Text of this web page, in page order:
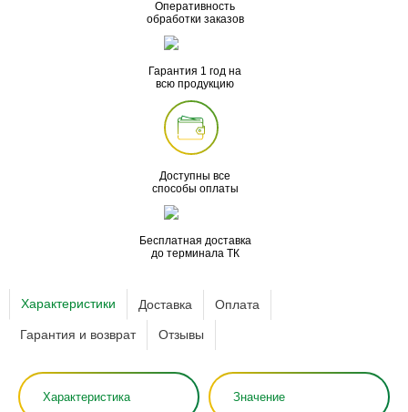
Оперативность
обработки заказов
Гарантия 1 год на
всю продукцию
Доступны все
способы оплаты
Бесплатная доставка
до терминала ТК
Характеристики Доставка Оплата
Гарантия и возврат Отзывы
Характеристика Значение